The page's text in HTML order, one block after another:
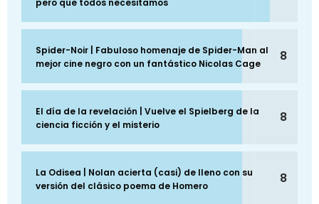
pero que todos necesitamos
Spider-Noir | Fabuloso homenaje de Spider-Man al
mejor cine negro con un fantástico Nicolas Cage
8
El día de la revelación | Vuelve el Spielberg de la
ciencia ficción y el misterio
8
La Odisea | Nolan acierta (casi) de lleno con su
versión del clásico poema de Homero
8